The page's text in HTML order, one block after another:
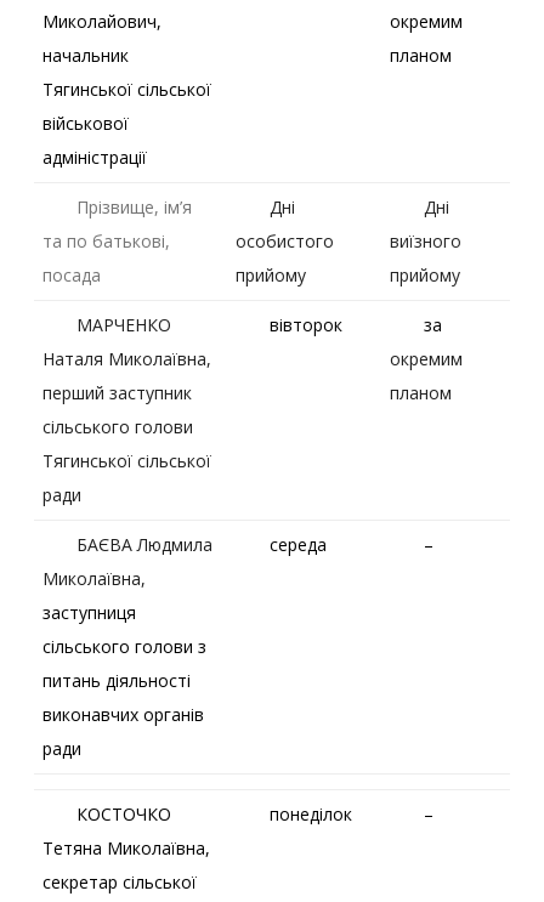
Миколайович,
начальник
Тягинської сільської
військової
адміністрації
окремим
планом
Прізвище, ім’я
та по батькові,
посада
Дні
особистого
прийому
Дні
виїзного
прийому
МАРЧЕНКО
Наталя Миколаївна,
перший заступник
сільського голови
Тягинської сільської
ради
вівторок
за
окремим
планом
БАЄВА Людмила
Миколаївна,
заступниця
сільського голови з
питань діяльності
виконавчих органів
ради
середа –
КОСТОЧКО
Тетяна Миколаївна,
секретар сільської
понеділок –